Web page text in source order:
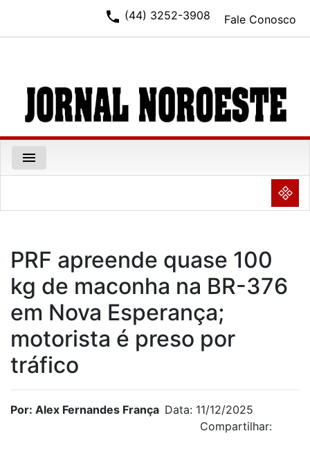
Fale Conosco
phone (44) 3252-3908
menu
NULL
PRF apreende quase 100
kg de maconha na BR-376
em Nova Esperança;
motorista é preso por
tráfico
Por: Alex Fernandes França Data: 11/12/2025
Compartilhar: